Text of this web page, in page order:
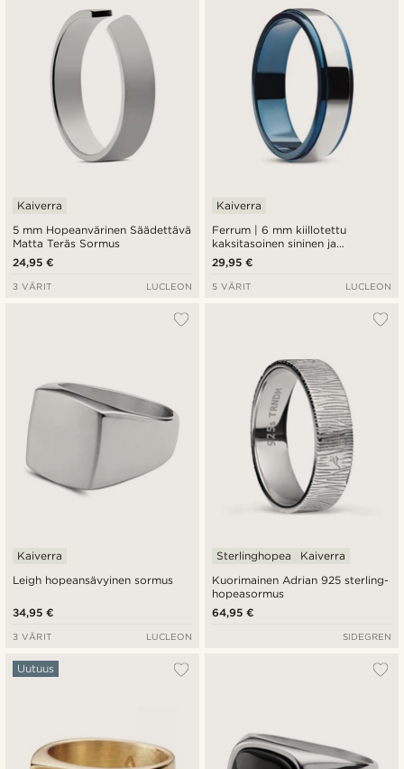
5 mm Hopeanvärinen Säädettävä
Matta Teräs Sormus
Kaiverra
24,95 €
3 VÄRIT LUCLEON
Ferrum | 6 mm kiillotettu
kaksitasoinen sininen ja
hopeanvärinen terässormus
Kaiverra
29,95 €
5 VÄRIT LUCLEON
Leigh hopeansävyinen sormus
Kaiverra
34,95 €
3 VÄRIT LUCLEON
Kuorimainen Adrian 925 sterling-
hopeasormus
Sterlinghopea Kaiverra
64,95 €
SIDEGREN
Uutuus